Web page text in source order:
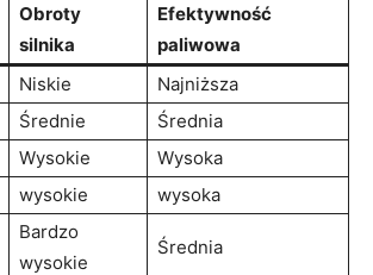
Obroty
silnika
Efektywność
paliwowa
Niskie
Najniższa
Średnie
Średnia
Wysokie
Wysoka
wysokie wysoka
Bardzo
wysokie
Średnia